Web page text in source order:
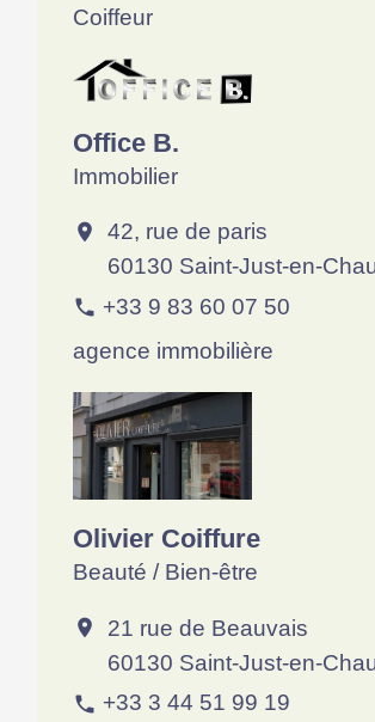
Coiffeur
Office B.
Immobilier
location_on
42, rue de paris
60130 Saint-Just-en-
phone +33 9 83 60 07 50
agence immobilière
Olivier Coiffure
Beauté / Bien-être
location_on
21 rue de Beauvais
60130 Saint-Just-en-
phone +33 3 44 51 99 19